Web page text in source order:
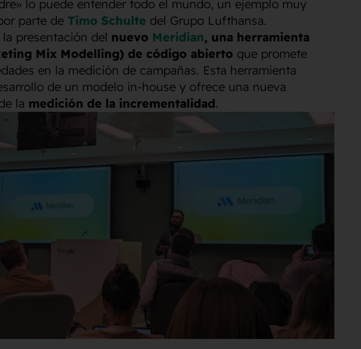
lo puede entender todo el mundo, un ejemplo muy
parte de Timo Schulte del Grupo Lufthansa.
presentación del nuevo Meridian, una herramienta
Mix Modelling) de código abierto que promete
en la medición de campañas. Esta herramienta
de un modelo in-house y ofrece una nueva
la medición de la incrementalidad.